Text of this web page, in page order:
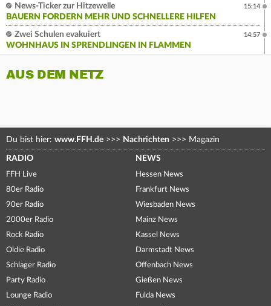
News-Ticker zur Hitzewelle
BAUERN FORDERN MEHR UND SCHNELLERE HILFEN
15:14
Zwei Schulen evakuiert
WOHNHAUS IN SPRENDLINGEN IN FLAMMEN
14:57
AUS DEM NETZ
Du bist hier: www.FFH.de >>> Nachrichten >>> Magazin
RADIO
FFH Live
80er Radio
90er Radio
2000er Radio
Rock Radio
Oldie Radio
Schlager Radio
Party Radio
Lounge Radio
NEWS
Hessen News
Frankfurt News
Wiesbaden News
Mainz News
Kassel News
Darmstadt News
Offenbach News
Gießen News
Fulda News